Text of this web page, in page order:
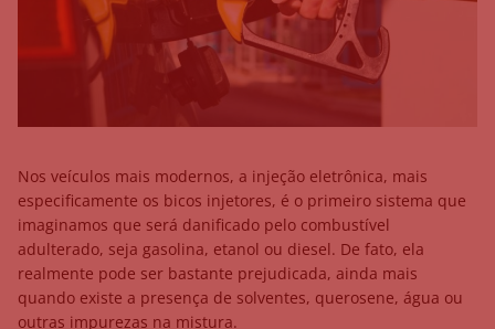
Nos veículos mais modernos, a injeção eletrônica, mais
especificamente os bicos injetores, é o primeiro sistema que
imaginamos que será danificado pelo combustível
adulterado, seja gasolina, etanol ou diesel. De fato, ela
realmente pode ser bastante prejudicada, ainda mais
quando existe a presença de solventes, querosene, água ou
outras impurezas na mistura.